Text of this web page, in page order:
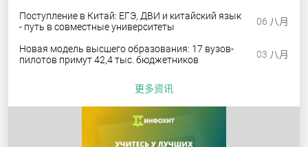
Поступление в Китай: ЕГЭ, ДВИ и китайский язык
- путь в совместные университеты
06 八月
Новая модель высшего образования: 17 вузов-
пилотов примут 42,4 тыс. бюджетников
03 八月
更多资讯